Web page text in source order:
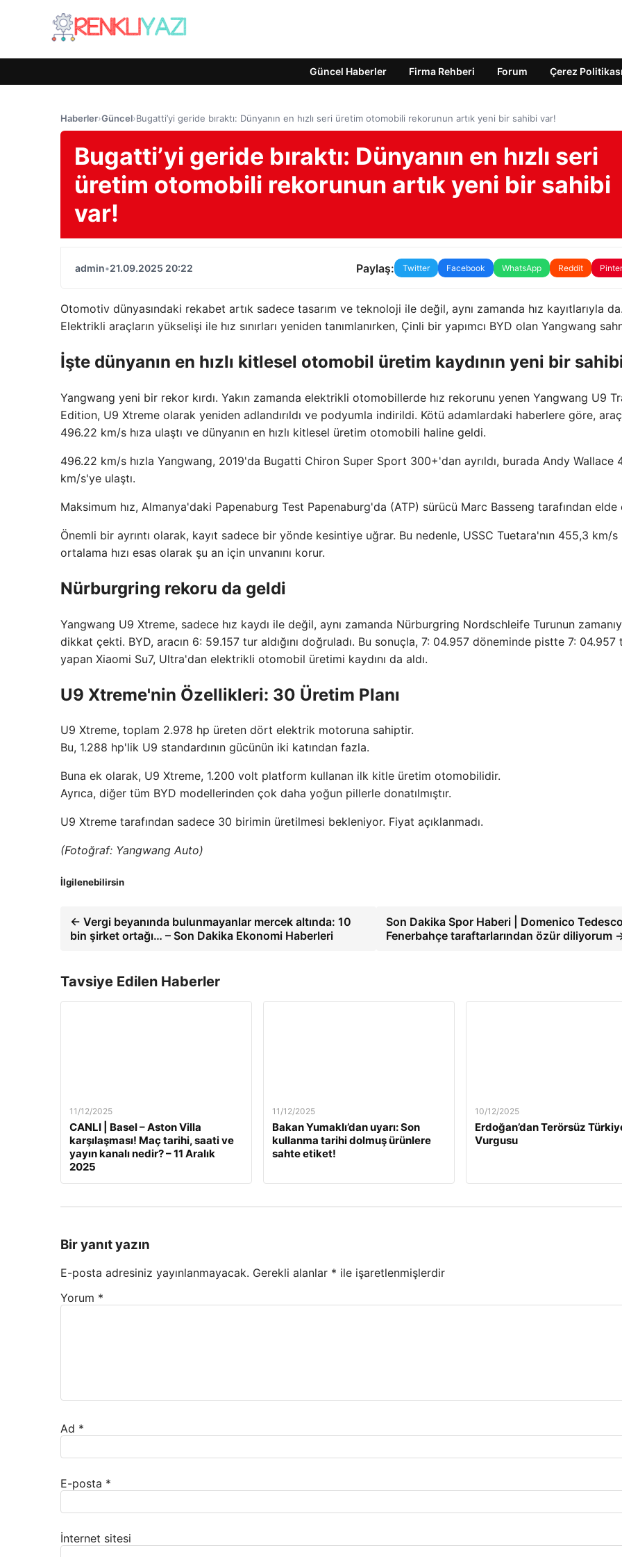
Güncel Haberler Firma Rehberi Forum Çerez Politikası
Haberler›Güncel›Bugatti’yi geride bıraktı: Dünyanın en hızlı seri üretim otomobili rekorunun artık yeni bir sahibi var!
Bugatti’yi geride bıraktı: Dünyanın en hızlı seri
üretim otomobili rekorunun artık yeni bir sahibi
var!
admin•21.09.2025 20:22 Paylaş: Twitter Facebook WhatsApp Reddit
Otomotiv dünyasındaki rekabet artık sadece tasarım ve teknoloji ile değil, aynı zamanda hız kayıtlarıyla da.
Elektrikli araçların yükselişi ile hız sınırları yeniden tanımlanırken, Çinli bir yapımcı BYD olan Yangwang
İşte dünyanın en hızlı kitlesel otomobil üretim kaydının yeni bir
Yangwang yeni bir rekor kırdı. Yakın zamanda elektrikli otomobillerde hız rekorunu yenen Yangwang U9
Edition, U9 Xtreme olarak yeniden adlandırıldı ve podyumla indirildi. Kötü adamlardaki haberlere göre, araç
496.22 km/s hıza ulaştı ve dünyanın en hızlı kitlesel üretim otomobili haline geldi.
496.22 km/s hızla Yangwang, 2019'da Bugatti Chiron Super Sport 300+'dan ayrıldı, burada Andy Wallace
km/s'ye ulaştı.
Maksimum hız, Almanya'daki Papenaburg Test Papenaburg'da (ATP) sürücü Marc Basseng tarafından elde
Önemli bir ayrıntı olarak, kayıt sadece bir yönde kesintiye uğrar. Bu nedenle, USSC Tuetara'nın 455,3 km/s
ortalama hızı esas olarak şu an için unvanını korur.
Nürburgring rekoru da geldi
Yangwang U9 Xtreme, sadece hız kaydı ile değil, aynı zamanda Nürburgring Nordschleife Turunun
dikkat çekti. BYD, aracın 6: 59.157 tur aldığını doğruladı. Bu sonuçla, 7: 04.957 döneminde pistte 7: 04.957
yapan Xiaomi Su7, Ultra'dan elektrikli otomobil üretimi kaydını da aldı.
U9 Xtreme'nin Özellikleri: 30 Üretim Planı
U9 Xtreme, toplam 2.978 hp üreten dört elektrik motoruna sahiptir.
Bu, 1.288 hp'lik U9 standardının gücünün iki katından fazla.
Buna ek olarak, U9 Xtreme, 1.200 volt platform kullanan ilk kitle üretim otomobilidir.
Ayrıca, diğer tüm BYD modellerinden çok daha yoğun pillerle donatılmıştır.
U9 Xtreme tarafından sadece 30 birimin üretilmesi bekleniyor. Fiyat açıklanmadı.
(Fotoğraf: Yangwang Auto)
İlgilenebilirsin
← Vergi beyanında bulunmayanlar mercek altında: 10
bin şirket ortağı… – Son Dakika Ekonomi Haberleri
Son Dakika Spor Haberi | Domenico
Fenerbahçe taraftarlarından özür diliyorum
Tavsiye Edilen Haberler
11/12/2025
CANLI | Basel – Aston Villa
karşılaşması! Maç tarihi, saati ve
yayın kanalı nedir? – 11 Aralık
2025
11/12/2025
Bakan Yumaklı’dan uyarı: Son
kullanma tarihi dolmuş ürünlere
sahte etiket!
10/12/2025
Erdoğan’dan Terörsüz
Vurgusu
Bir yanıt yazın
E-posta adresiniz yayınlanmayacak. Gerekli alanlar * ile işaretlenmişlerdir
Yorum *
Ad *
E-posta *
İnternet sitesi